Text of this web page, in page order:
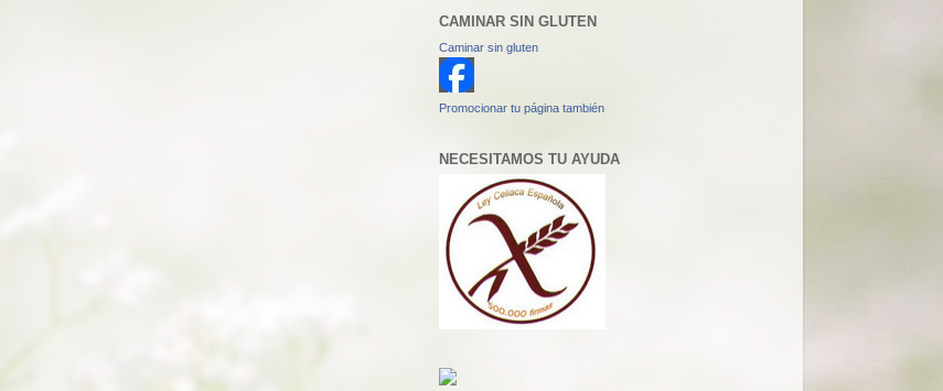
CAMINAR SIN GLUTEN
Caminar sin gluten
Promocionar tu página también
NECESITAMOS TU AYUDA